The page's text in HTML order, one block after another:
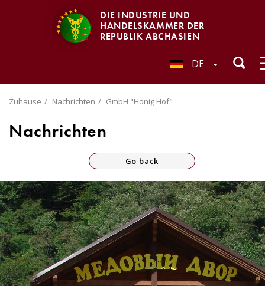
DIE INDUSTRIE UND
HANDELSKAMMER DER
REPUBLIK ABCHASIEN
DE
Zuhause Nachrichten GmbH "Honig Hof"
Nachrichten
Go back